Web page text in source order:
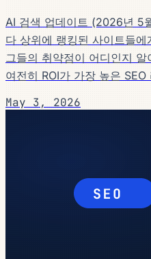
AI 검색 업데이트 (2026년 5
다 상위에 랭킹된 사이트들
그들의 취약점이 어디인지
여전히 ROI가 가장 높은
May 3, 2026